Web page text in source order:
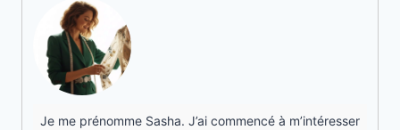
Je me prénomme Sasha. J’ai commencé à m’intéresser